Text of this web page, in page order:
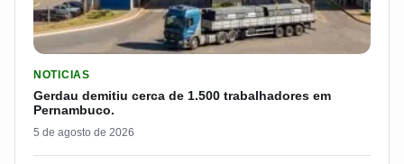
NOTICIAS
Gerdau demitiu cerca de 1.500 trabalhadores em
Pernambuco.
5 de agosto de 2026